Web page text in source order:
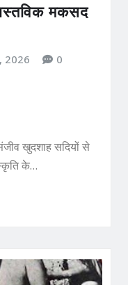
मकसद
2026 0
खुदशाह सदियों से
के…